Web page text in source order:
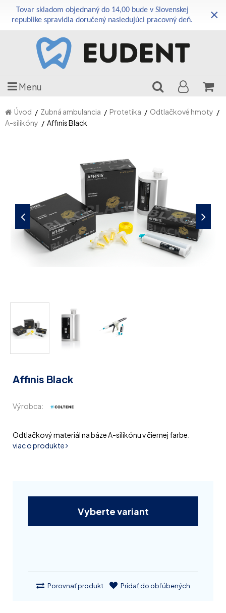
Tovar skladom objednaný do 14,00 bude v Slovenskej
republike spravidla doručený nasledujúci pracovný deň.
×
Menu
Úvod Zubná ambulancia Protetika
Odtlačkové hmoty
A-silikóny
Affinis Black
Affinis Black
Výrobca:
Odtlačkový materiál na báze A-silikónu v čiernej farbe.
viac o produkte
Vyberte variant
Porovnať produkt Pridať do obľúbených